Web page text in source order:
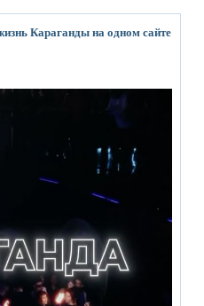
Караганды на одном сайте